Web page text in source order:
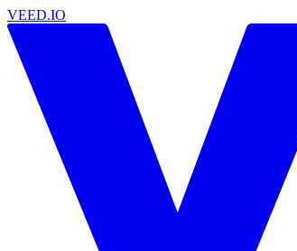
VEED.IO